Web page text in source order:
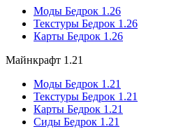
Моды Бедрок 1.26
Текстуры Бедрок 1.26
Карты Бедрок 1.26
Майнкрафт 1.21
Моды Бедрок 1.21
Текстуры Бедрок 1.21
Карты Бедрок 1.21
Сиды Бедрок 1.21